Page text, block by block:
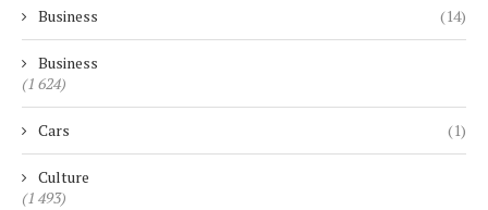
Business (14)
Business
(1 624)
Cars (1)
Culture
(1 493)